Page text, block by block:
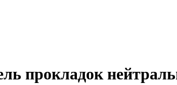
прокладок